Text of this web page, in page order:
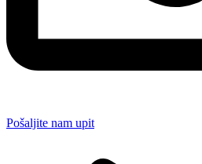
Pošaljite nam upit